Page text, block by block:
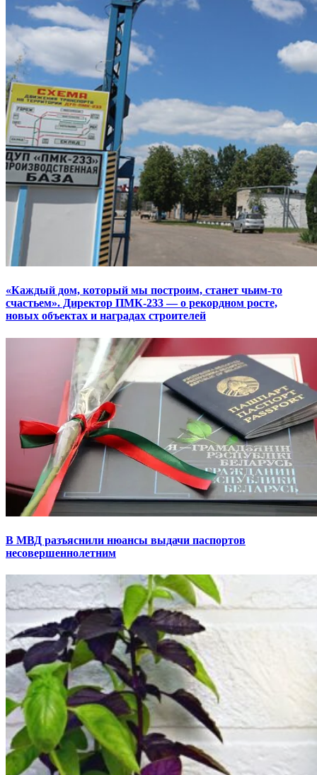
«Каждый дом, который мы построим, станет чьим-то
счастьем». Директор ПМК-233 — о рекордном росте,
новых объектах и наградах строителей
В МВД разъяснили нюансы выдачи паспортов
несовершеннолетним